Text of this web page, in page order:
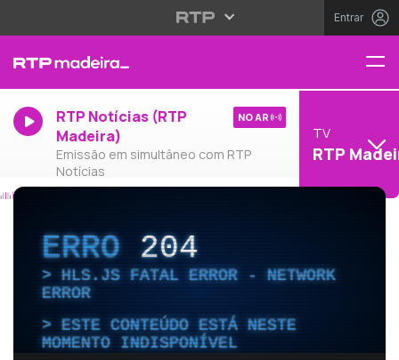
Entrar
RTP Notícias (RTP
Madeira)
Emissão em simultâneo com RTP
Notícias
NO AR
TV
RTP
ERRO204
HLS.JS FATAL ERROR - NETWORK
ERROR
ESTE CONTEÚDO ESTÁ NESTE
MOMENTO INDISPONÍVEL